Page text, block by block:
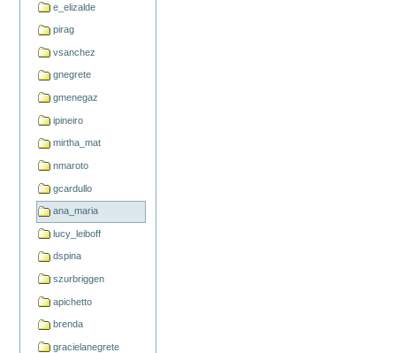
e_elizalde
pirag
vsanchez
gnegrete
gmenegaz
ipineiro
mirtha_mat
nmaroto
gcardullo
ana_maria
lucy_leiboff
dspina
szurbriggen
apichetto
brenda
gracielanegrete